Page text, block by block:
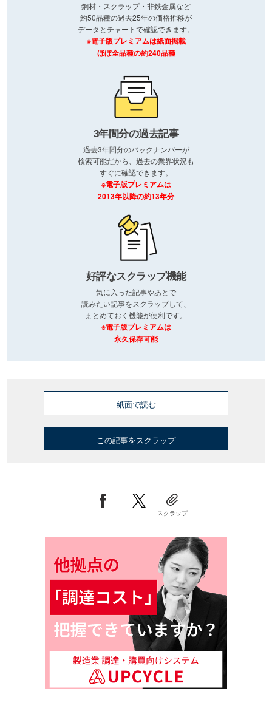
鋼材・スクラップ・非鉄金属など
約50品種の過去25年の価格推移が
データとチャートで確認できます。
※電子版プレミアムは紙面掲載
ほぼ全品種の約240品種
3年間分の過去記事
過去3年間分のバックナンバーが
検索可能だから、過去の業界状況も
すぐに確認できます。
※電子版プレミアムは
2013年以降の約13年分
好評なスクラップ機能
気に入った記事やあとで
読みたい記事をスクラップして、
まとめておく機能が便利です。
※電子版プレミアムは
永久保存可能
紙面で読む
この記事をスクラップ
スクラップ